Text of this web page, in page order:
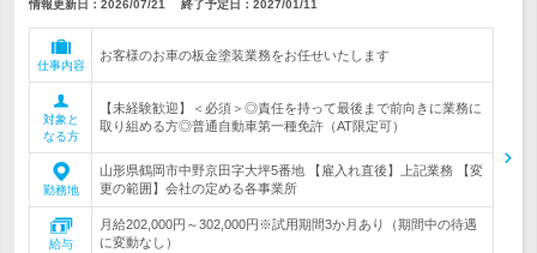
情報更新日：2026/07/21 終了予定日： 2027/01/11
仕事内容
お客様のお車の板金塗装業務をお任せいたします
対象と
なる方
【未経験歓迎】＜必須＞◎責任を持って最後まで前向きに業務に
取り組める方◎普通自動車第一種免許（AT限定可）
勤務地
山形県鶴岡市中野京田字大坪5番地 【雇入れ直後】上記業務 【変
更の範囲】会社の定める各事業所
給与
月給202,000円～302,000円※試用期間3か月あり（期間中の待遇
に変動なし）